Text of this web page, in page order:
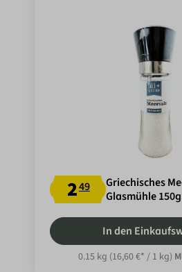
249
Griechisches
Glasmühle 150g
In den
0.15 kg (16,60 €* / 1 kg)